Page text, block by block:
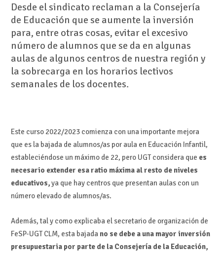
Desde el sindicato reclaman a la Consejería
de Educación que se aumente la inversión
para, entre otras cosas, evitar el excesivo
número de alumnos que se da en algunas
aulas de algunos centros de nuestra región y
la sobrecarga en los horarios lectivos
semanales de los docentes.
Este curso 2022/2023 comienza con una importante mejora
que es la bajada de alumnos/as por aula en Educación Infantil,
estableciéndose un máximo de 22, pero UGT considera que es
necesario extender esa ratio máxima al resto de niveles
educativos,ya que hay centros que presentan aulas con un
número elevado de alumnos/as.
Además, tal y como explicaba el secretario de organización de
FeSP-UGT CLM, esta bajada no se debe a una mayor inversión
presupuestaria por parte de la Consejería de la Educación,